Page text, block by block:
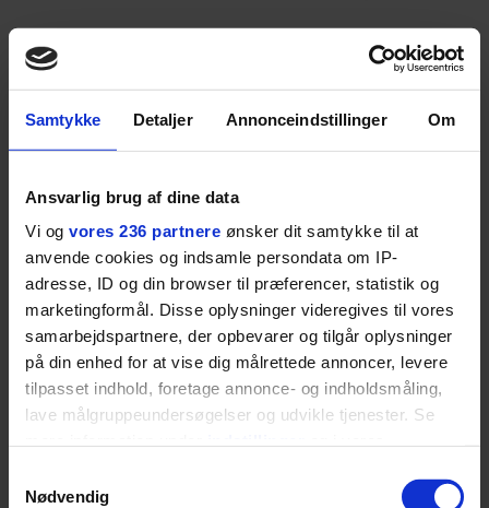
Samtykke Detaljer Annonceindstillinger Om
Ansvarlig brug af dine data
Vi og vores 236 partnere ønsker dit samtykke til at
anvende cookies og indsamle persondata om IP-
adresse, ID og din browser til præferencer, statistik og
marketingformål. Disse oplysninger videregives til vores
samarbejdspartnere, der opbevarer og tilgår oplysninger
på din enhed for at vise dig målrettede annoncer, levere
tilpasset indhold, foretage annonce- og indholdsmåling,
lave målgruppeundersøgelser og udvikle tjenester. Se
tilbage eller ændre indstillinger fra vores
Nødvendig
ganske forudsigelig
Jeg er udpræget
midterbarn. Når min far
drak sig fuld og blev
uvenner med min mor, var
det naturligt for mig at
forsøge at redde
stemningen og glatte det